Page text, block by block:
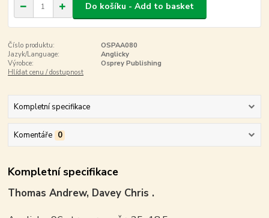
Do košíku - Add to basket
Číslo produktu:
OSPAA080
Jazyk/Language:
Anglicky
Výrobce:
Osprey Publishing
Hlídat cenu / dostupnost
Kompletní specifikace
Komentáře 0
Kompletní specifikace
Thomas Andrew, Davey Chris .